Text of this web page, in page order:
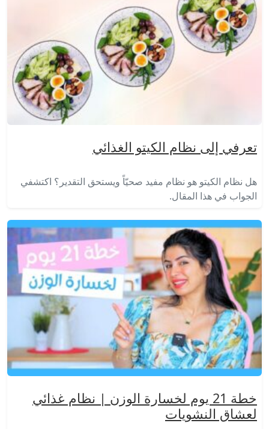
تعرفي إلى نظام الكيتو الغذائي
هل نظام الكيتو هو نظام مفيد صحيّاً ويستحق التقدير؟ اكتشفي
الجواب في هذا المقال.
خطة 21 يوم لخسارة الوزن | نظام غذائي
لعشاق النشويات